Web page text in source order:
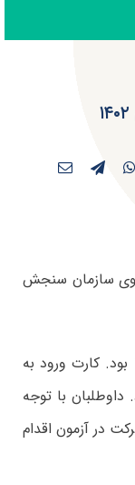
سازمان سنجش
یازدهم و دوازدهم اسفندماه ۱۴۰۱ بود. کارت ورود به
بود. داوطلبان با توجه
در آزمون اقدام